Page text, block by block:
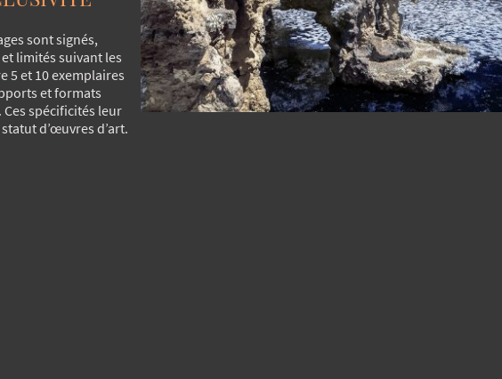
sont signés,
limités suivant les
5 et 10 exemplaires
et formats
spécificités leur
d’œuvres d’art.